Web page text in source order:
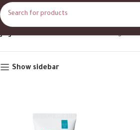
Jojoba Oil Home Product
Show sidebar